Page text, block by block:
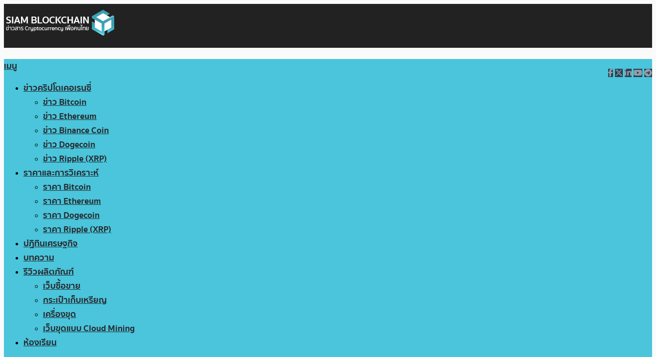
เมนู
ข่าวคริปโตเคอเรนซี่
ข่าว Bitcoin
ข่าว Ethereum
ข่าว Binance Coin
ข่าว Dogecoin
ข่าว Ripple (XRP)
ราคาและการวิเคราะห์
ราคา Bitcoin
ราคา Ethereum
ราคา Dogecoin
ราคา Ripple (XRP)
ปฏิทินเศรษฐกิจ
บทความ
รีวิวผลิตภัณฑ์
เว็บซื้อขาย
กระเป๋าเก็บเหรียญ
เครื่องขุด
เว็บขุดแบบ Cloud Mining
ห้องเรียน